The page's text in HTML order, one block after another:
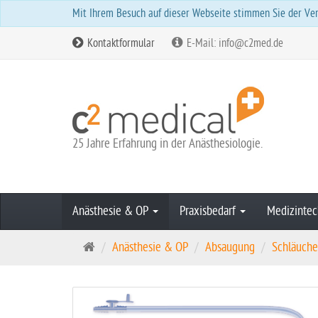
Mit Ihrem Besuch auf dieser Webseite stimmen Sie der
Kontaktformular E-Mail: info@c2med.de
25 Jahre Erfahrung in der Anästhesiologie.
Anästhesie & OP Praxisbedarf
S
a
Anästhesie & OP Absaugung Schläuche